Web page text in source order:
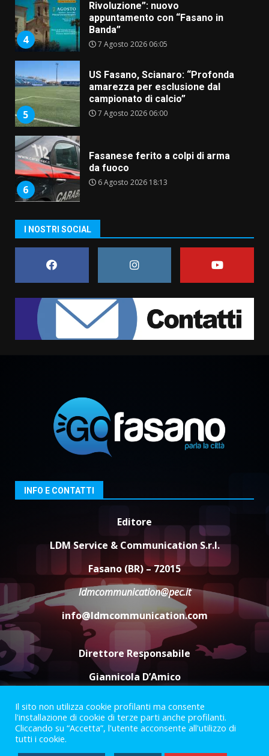
4
Rivoluzione”: nuovo
appuntamento con “Fasano in
Banda”
7 Agosto 2026 06:05
5
US Fasano, Scianaro: “Profonda
amarezza per esclusione dal
campionato di calcio”
7 Agosto 2026 06:00
6
Fasanese ferito a colpi di arma
da fuoco
6 Agosto 2026 18:13
di aperture straordinarie del
Comune di Fasano
6 Agosto 2026 14:16
1
La Banda Città di Fasano apre
ufficialmente la Festa di
Savelletri
8 Agosto 2026 11:00
Santis
8 Agosto 2026 07:30
3
Politiche Giovanili e Mobilità
Sostenibile: premiati gli studenti
giusta”
“I Contestatori: Musica di
Rivoluzione”: nuovo
appuntamento con “Fasano in
7 Agosto 2026 06:05
US Fasano, Scianaro: “Profonda
amarezza per esclusione dal
campionato di calcio”
7 Agosto 2026 06:00
I NOSTRI SOCIAL
INFO E CONTATTI
Editore
LDM Service & Communication S.r.l.
Fasano (BR) – 72015
ldmcommunication@pec.it
info@ldmcommunication.com
Direttore Responsabile
Giannicola D’Amico
Termini e Condizioni
Privacy Policy
Informazioni Legali
Facebook
Instagram
Youtube
Il sito non utilizza cookie profilanti ma consente
l'installazione di cookie di terze parti anche profilanti.
Cliccando su “Accetta”, l'utente acconsente all'utilizzo di
tutti i cookie.